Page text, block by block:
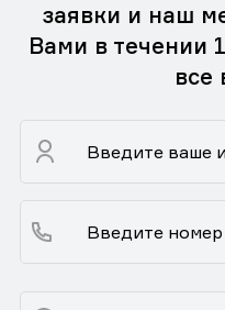
заявки и наш
Вами в течении
все